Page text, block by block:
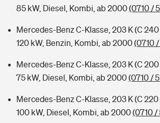
85 kW, Diesel, Kombi, ab 2000(0710 /
Mercedes-Benz C-Klasse, 203 K (C 240
120 kW, Benzin, Kombi, ab 2000(0710 /
Mercedes-Benz C-Klasse, 203 K (C 200
75 kW, Diesel, Kombi, ab 2000(0710 /
Mercedes-Benz C-Klasse, 203 K (C 220
100 kW, Diesel, Kombi, ab 2000(0710 /